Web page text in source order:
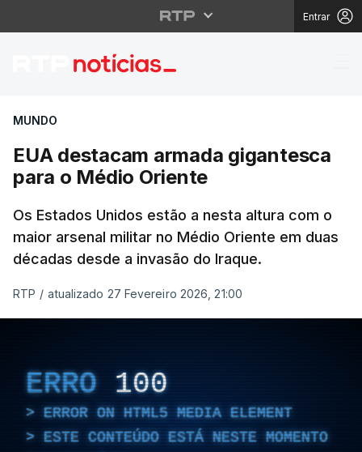
Entrar
EUA destacam
MUNDO
EUA destacam armada gigantesca
para o Médio Oriente
Os Estados Unidos estão a nesta altura com o
maior arsenal militar no Médio Oriente em duas
décadas desde a invasão do Iraque.
RTP / atualizado 27 Fevereiro 2026, 21:00
ERRO 100
ERROR ON HTML5 MEDIA ELEMENT
ESTE CONTEÚDO ESTÁ NESTE MOMENTO